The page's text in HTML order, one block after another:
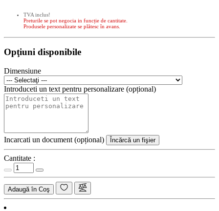
TVA inclus!
Preturile se pot negocia in funcție de cantitate.
Produsele personalizate se plătesc în avans.
Opţiuni disponibile
Dimensiune
Introduceti un text pentru personalizare (opțional)
Incarcati un document (opțional) Încărcă un fişier
Cantitate :
Adaugă în Coş